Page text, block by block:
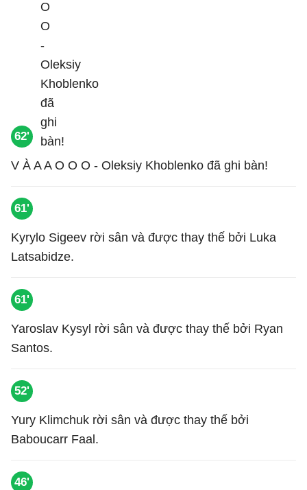
62'
V À A A O O O - Oleksiy Khoblenko đã ghi bàn!
61'
Kyrylo Sigeev rời sân và được thay thế bởi Luka
Latsabidze.
61'
Yaroslav Kysyl rời sân và được thay thế bởi Ryan
Santos.
52'
Yury Klimchuk rời sân và được thay thế bởi
Baboucarr Faal.
46'